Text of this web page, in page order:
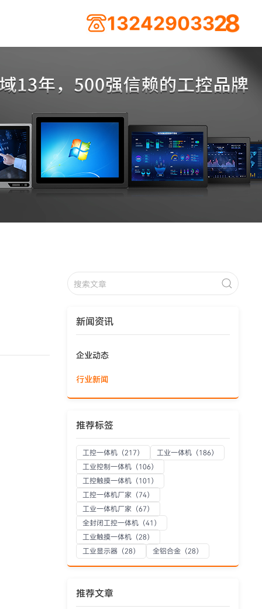
13242903328
新闻资讯
企业动态
行业新闻
推荐标签
工控一体机（217） 工业一体机（186）
工业控制一体机（106）
工控触摸一体机（101）
工控一体机厂家 （74）
工业一体机厂家 （67）
全封闭工控一体机（41）
工业触摸一体机（28）
工业显示器（28） 全铝合金（28）
推荐文章